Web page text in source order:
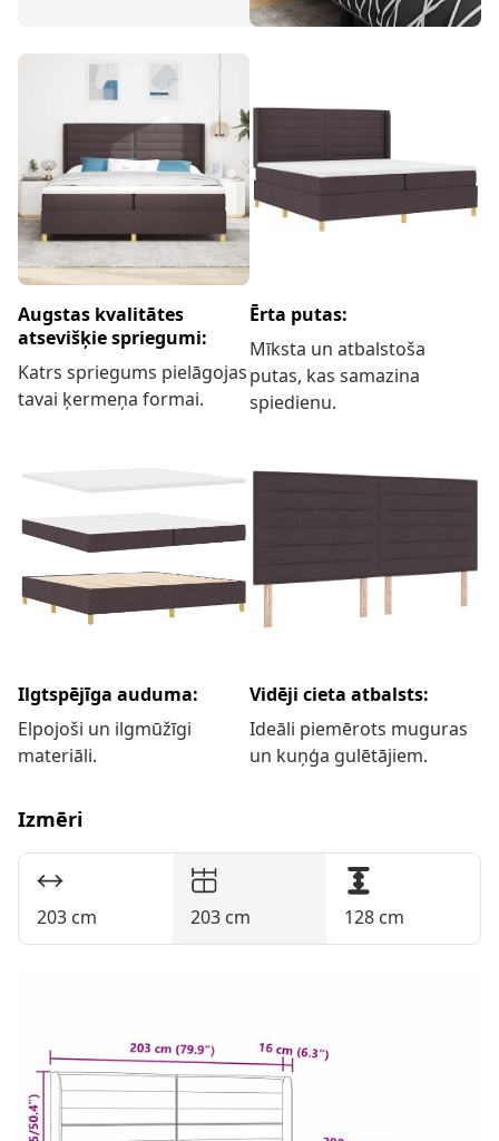
Augstas kvalitātes
atsevišķie spriegumi:
Katrs spriegums pielāgojas
tavai ķermeņa formai.
Ērta putas:
Mīksta un atbalstoša
putas, kas samazina
spiedienu.
Ilgtspējīga auduma:
Elpojoši un ilgmūžīgi
materiāli.
Vidēji cieta atbalsts:
Ideāli piemērots muguras
un kuņģa gulētājiem.
Izmēri
203 cm 203 cm 128 cm